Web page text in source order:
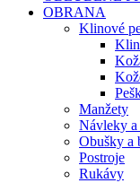
OBRANA
Klinové
Manžety
Návleky a
Obušky a
Postroje
Rukávy